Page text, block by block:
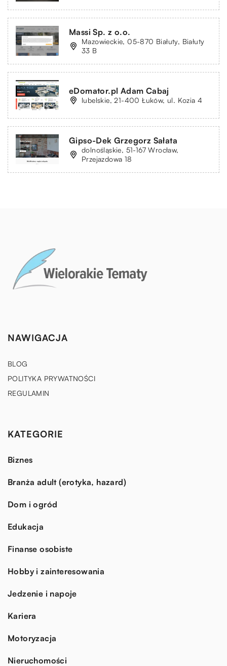
Massi Sp. z o.o.
Mazowieckie, 05-870 Białuty, Białuty
33 B
eDomator.pl Adam Cabaj
lubelskie, 21-400 Łuków, ul. Kozia 4
Gipso-Dek Grzegorz Sałata
dolnośląskie, 51-167 Wrocław,
Przejazdowa 18
NAWIGACJA
BLOG
POLITYKA PRYWATNOŚCI
REGULAMIN
KATEGORIE
Biznes
Branża adult (erotyka, hazard)
Dom i ogród
Edukacja
Finanse osobiste
Hobby i zainteresowania
Jedzenie i napoje
Kariera
Motoryzacja
Nieruchomości